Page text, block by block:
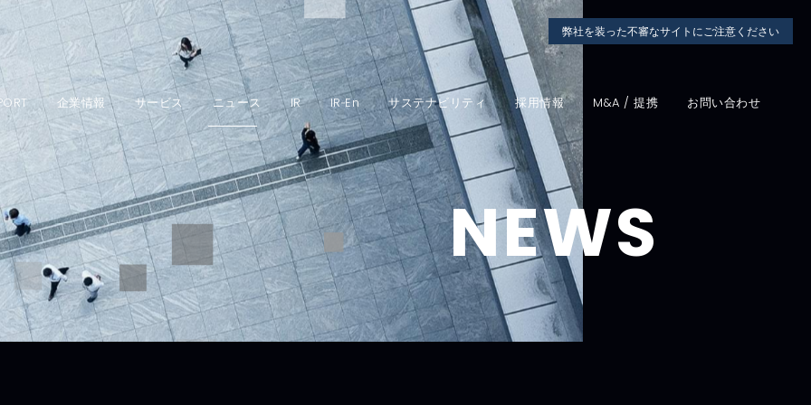
弊社を装った不審なサイトにご注意ください
企業情報 サービス ニュース IR IR‐En サステナビリティ 採用情報 M&A / 提携 お問い合わせ
NEWS